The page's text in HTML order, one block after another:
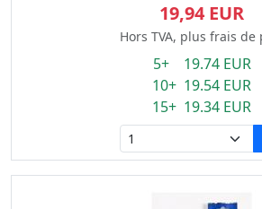
19,94 EUR
Hors TVA, plus frais de
5+ 19.74 EUR
10+ 19.54 EUR
15+ 19.34 EUR